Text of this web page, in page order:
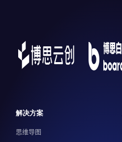
解决方案
思维导图